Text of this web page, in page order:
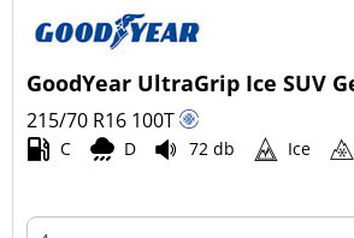
GoodYear UltraGrip Ice SUV
215/70 R16 100T
C D 72 db Ice